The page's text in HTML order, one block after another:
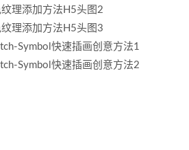
理添加方法H5头图2
理添加方法H5头图3
Symbol快速插画创意方法1
Symbol快速插画创意方法2